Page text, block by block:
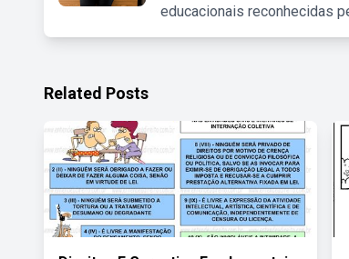
educacionais reconhecidas
Related Posts